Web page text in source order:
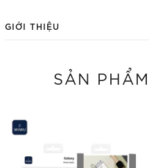
GIỚI THIỆU
SẢN PHẨM